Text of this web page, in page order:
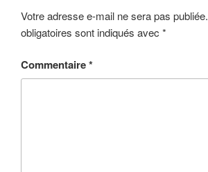
Votre adresse e-mail ne sera pas publiée.
obligatoires sont indiqués avec *
Commentaire*